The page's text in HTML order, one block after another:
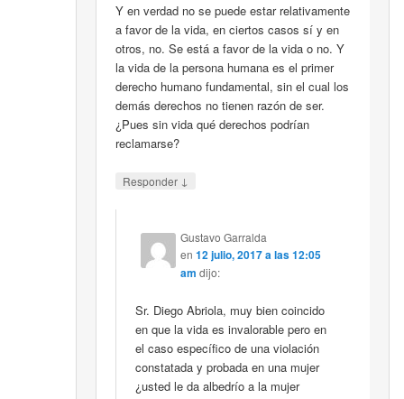
Y en verdad no se puede estar relativamente
a favor de la vida, en ciertos casos sí y en
otros, no. Se está a favor de la vida o no. Y
la vida de la persona humana es el primer
derecho humano fundamental, sin el cual los
demás derechos no tienen razón de ser.
¿Pues sin vida qué derechos podrían
reclamarse?
Responder ↓
Gustavo Garralda
en12 julio, 2017 a las 12:05
am dijo:
Sr. Diego Abriola, muy bien coincido
en que la vida es invalorable pero en
el caso específico de una violación
constatada y probada en una mujer
¿usted le da albedrío a la mujer